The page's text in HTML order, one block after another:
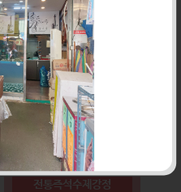
식품
032-468-6024
구월로276번길 29
전통즉석수제강정